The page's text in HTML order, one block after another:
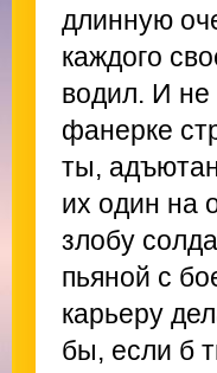
длинную
каждого
водил. И не
фанерке
ты,
их один на
злобу
пьяной с
карьеру
бы, если б